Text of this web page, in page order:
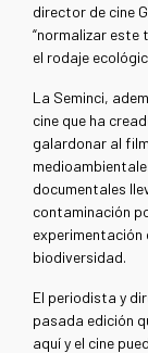
director de cine
“normalizar este
el rodaje
La Seminci,
cine que ha
galardonar al
documentales
contaminación
experimentación
biodiversidad.
El periodista y
pasada edición
aquí y el cine